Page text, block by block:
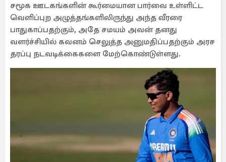
சமூக ஊடகங்களின் கூர்மையான பார்வை உள்ளிட்ட
வெளிப்புற அழுத்தங்களிலிருந்து அந்த வீரரை
பாதுகாப்பதற்கும், அதே சமயம் அவன் தனது
வளர்ச்சியில் கவனம் செலுத்த அனுமதிப்பதற்கும் அரச
தரப்பு நடவடிக்கைகளை மேற்கொண்டுள்ளது.